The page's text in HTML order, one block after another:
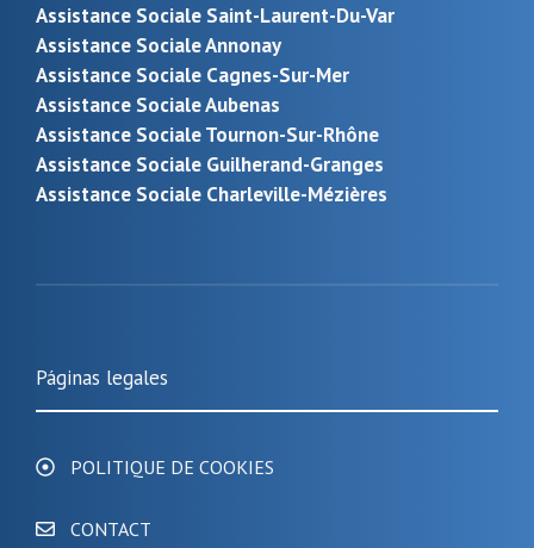
Assistance Sociale Saint-Laurent-Du-Var
Assistance Sociale Annonay
Assistance Sociale Cagnes-Sur-Mer
Assistance Sociale Aubenas
Assistance Sociale Tournon-Sur-Rhône
Assistance Sociale Guilherand-Granges
Assistance Sociale Charleville-Mézières
Páginas legales
POLITIQUE DE COOKIES
CONTACT